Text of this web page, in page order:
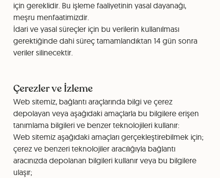
için gereklidir. Bu işleme faaliyetinin yasal dayanağı,
meşru menfaatimizdir.
İdari ve yasal süreçler için bu verilerin kullanılması
gerektiğinde dahi süreç tamamlandıktan 14 gün sonra
veriler silinecektir.
Çerezler ve İzleme
Web sitemiz, bağlantı araçlarında bilgi ve çerez
depolayan veya aşağıdaki amaçlarla bu bilgilere erişen
tanımlama bilgileri ve benzer teknolojileri kullanır:
Web sitemiz aşağıdaki amaçları gerçekleştirebilmek için;
çerez ve benzeri teknolojiler aracılığıyla bağlantı
aracınızda depolanan bilgileri kullanır veya bu bilgilere
ulaşır;